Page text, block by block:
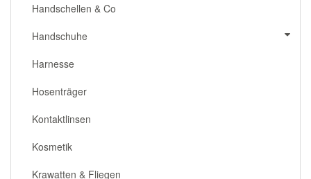
Handschellen & Co
Handschuhe
Harnesse
Hosenträger
Kontaktlinsen
Kosmetik
Krawatten & Fliegen